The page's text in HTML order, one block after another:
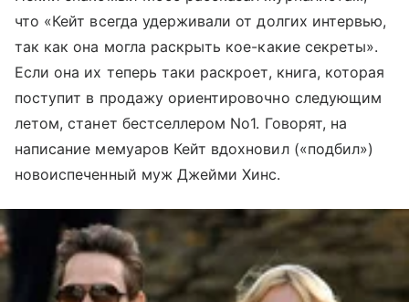
что «Кейт всегда удерживали от долгих интервью,
так как она могла раскрыть кое-какие секреты».
Если она их теперь таки раскроет, книга, которая
поступит в продажу ориентировочно следующим
летом, станет бестселлером No1. Говорят, на
написание мемуаров Кейт вдохновил («подбил»)
новоиспеченный муж Джейми Хинс.